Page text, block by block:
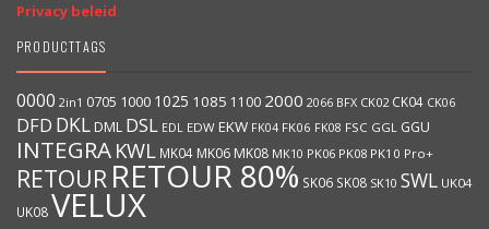
Privacy beleid
PRODUCTTAGS
0000 2in1 0705 1000 1025 1085 1100 2000 2066 BFX CK02 CK04 CK06
DFD DKL DML DSL EDL EDW EKW FK04 FK06 FK08 FSC GGL GGU
INTEGRA KWL MK04 MK06 MK08 MK10 PK06 PK08 PK10 Pro+
RETOUR RETOUR 80% SK06 SK08 SK10 SWL UK04
UK08VELUX